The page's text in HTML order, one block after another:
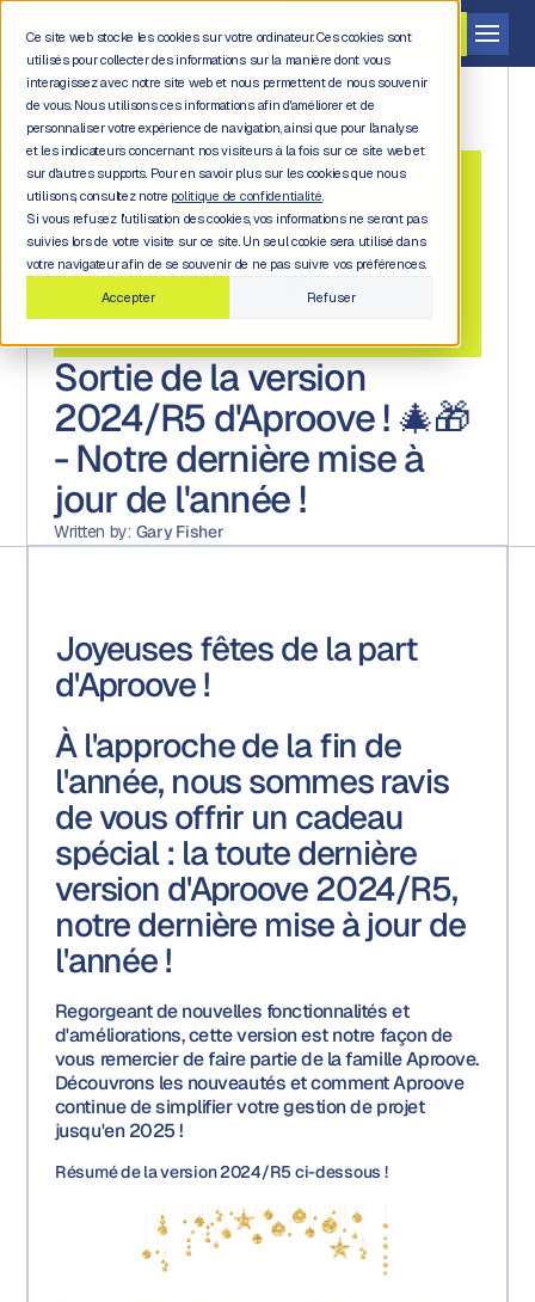
Ce site web stocke les cookies sur votre ordinateur. Ces cookies sont
utilisés pour collecter des informations sur la manière dont vous
interagissez avec notre site web et nous permettent de nous souvenir
de vous. Nous utilisons ces informations afin d'améliorer et de
personnaliser votre expérience de navigation, ainsi que pour l'analyse
et les indicateurs concernant nos visiteurs à la fois sur ce site web et
sur d'autres supports. Pour en savoir plus sur les cookies que nous
utilisons, consultez notre politique de confidentialité.
Si vous refusez l'utilisation des cookies, vos informations ne seront pas
suivies lors de votre visite sur ce site. Un seul cookie sera utilisé dans
votre navigateur afin de se souvenir de ne pas suivre vos préférences.
Accepter
Refuser
Demander une démo
Back to
blog
Sortie de la version
2024/R5 d'Aproove ! 🎄🎁
- Notre dernière mise à
jour de l'année !
Written by: Gary Fisher
Joyeuses fêtes de la part
d'Aproove !
À l'approche de la fin de
l'année, nous sommes ravis
de vous offrir un cadeau
spécial : la toute dernière
version d'Aproove 2024/R5,
notre dernière mise à jour de
l'année !
Regorgeant de nouvelles fonctionnalités et
d'améliorations, cette version est notre façon de
vous remercier de faire partie de la famille Aproove.
Découvrons les nouveautés et comment Aproove
continue de simplifier votre gestion de projet
jusqu'en 2025 !
Résumé de la version 2024/R5 ci-dessous !